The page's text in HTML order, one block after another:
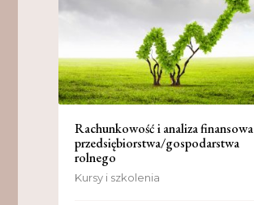
Rachunkowość i analiza finansowa
przedsiębiorstwa/gospodarstwa
rolnego
Kursy i szkolenia